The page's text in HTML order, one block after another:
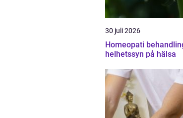
30 juli 2026
Homeopati behandling
helhetssyn på hälsa